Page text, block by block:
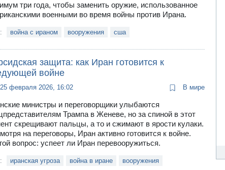
три года, чтобы заменить оружие, использованное
военными во время войны против Ирана.
война с ираном вооружения сша
защита: как Иран готовится к
войне
февраля 2026, 16:02 В мире
министры и переговорщики улыбаются
Трампа в Женеве, но за спиной в этот
скрещивают пальцы, а то и сжимают в ярости кулаки.
на переговоры, Иран активно готовится к войне.
вопрос: успеет ли Иран перевооружиться.
иранская угроза война в иране вооружения